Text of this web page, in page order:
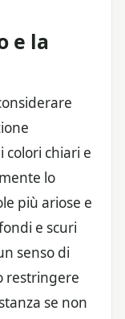
e la
colori chiari e
lo
più ariose e
e scuri
senso di
restringere
se non